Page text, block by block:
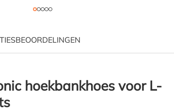
BEOORDELINGEN
"EuroTrail
hoekbankhoes voor L-